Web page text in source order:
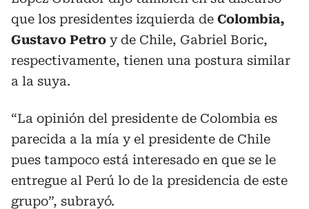
que los presidentes izquierda de Colombia,
Gustavo Petro y de Chile, Gabriel Boric,
respectivamente, tienen una postura similar
a la suya.
“La opinión del presidente de Colombia es
parecida a la mía y el presidente de Chile
pues tampoco está interesado en que se le
entregue al Perú lo de la presidencia de este
grupo”, subrayó.